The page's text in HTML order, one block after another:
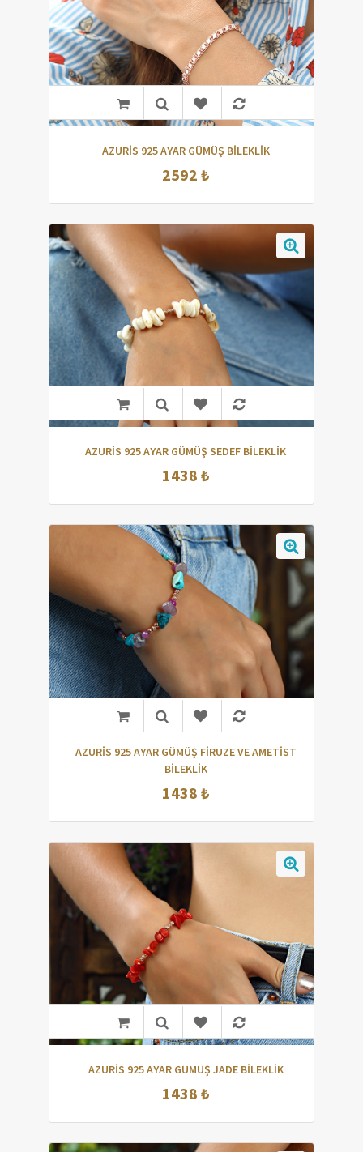
AZURİS 925 AYAR GÜMÜŞ BİLEKLİK
2592 ₺
AZURİS 925 AYAR GÜMÜŞ SEDEF BİLEKLİK
1438 ₺
AZURİS 925 AYAR GÜMÜŞ FİRUZE VE AMETİST
BİLEKLİK
1438 ₺
AZURİS 925 AYAR GÜMÜŞ JADE BİLEKLİK
1438 ₺